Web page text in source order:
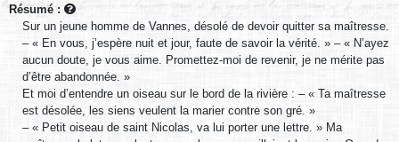
Résumé :
Sur un jeune homme de Vannes, désolé de devoir quitter sa maîtresse.
– « En vous, j’espère nuit et jour, faute de savoir la vérité. » – « N’ayez
aucun doute, je vous aime. Promettez-moi de revenir, je ne mérite pas
d’être abandonnée. »
Et moi d’entendre un oiseau sur le bord de la rivière : – « Ta maîtresse
est désolée, les siens veulent la marier contre son gré. »
– « Petit oiseau de saint Nicolas, va lui porter une lettre. » Ma